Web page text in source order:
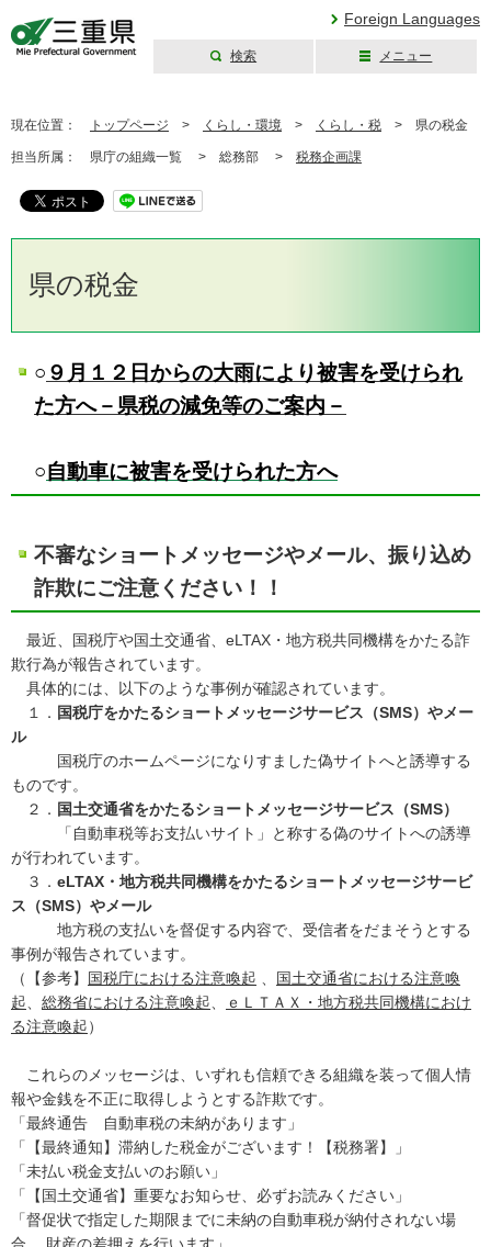
Foreign Languages
検索 メニュー
現在位置： トップページ > くらし・環境 > くらし・税 > 県の税金
担当所属： 県庁の組織一覧 > 総務部 > 税務企画課
県の税金
○ ９月１２日からの大雨により被害を受けられ
た方へ－県税の減免等のご案内－
○自動車に被害を受けられた方へ
不審なショートメッセージやメール、振り込め
詐欺にご注意ください！！
最近、国税庁や国土交通省、eLTAX・地方税共同機構をかたる詐
欺行為が報告されています。
具体的には、以下のような事例が確認されています。
１． 国税庁をかたるショートメッセージサービス（SMS）やメー
ル
国税庁のホームページになりすました偽サイトへと誘導する
ものです。
２． 国土交通省をかたるショートメッセージサービス（SMS）
「自動車税等お支払いサイト」と称する偽のサイトへの誘導
が行われています。
３． eLTAX ・地方税共同機構をかたるショートメッセージサービ
ス（SMS）やメール
地方税の支払いを督促する内容で、受信者をだまそうとする
事例が報告されています。
（【参考】
国税庁における注意喚起
国土交通省における注意喚
起
総務省における注意喚起
ｅＬＴＡＸ・地方税共同機構におけ
る注意喚起）
これらのメッセージは、いずれも信頼できる組織を装って個人情
報や金銭を不正に取得しようとする詐欺です。
「最終通告 自動車税の未納があります」
「【最終通知】滞納した税金がございます！【税務署】」
「未払い税金支払いのお願い」
「【国土交通省】重要なお知らせ、必ずお読みください」
「督促状で指定した期限までに未納の自動車税が納付されない場